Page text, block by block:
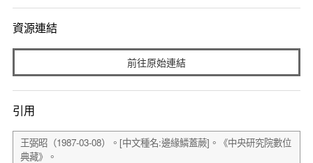
資源連結
前往原始連結
引用